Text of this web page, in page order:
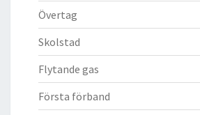
Övertag
Skolstad
Flytande gas
Första förband